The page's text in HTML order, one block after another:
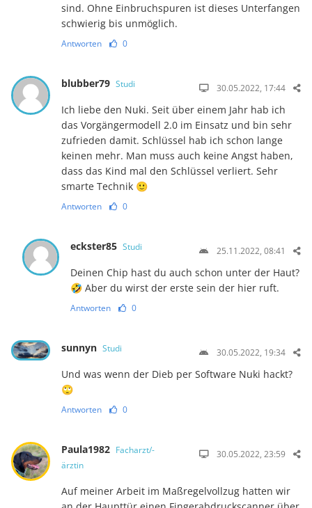
sind. Ohne Einbruchspuren ist dieses Unterfangen
schwierig bis unmöglich.
Antworten 0
blubber79 Studi 30.05.2022, 17:44
Ich liebe den Nuki. Seit über einem Jahr hab ich
das Vorgängermodell 2.0 im Einsatz und bin sehr
zufrieden damit. Schlüssel hab ich schon lange
keinen mehr. Man muss auch keine Angst haben,
dass das Kind mal den Schlüssel verliert. Sehr
smarte Technik 🙂
Antworten 0
eckster85 Studi 25.11.2022, 08:41
Deinen Chip hast du auch schon unter der Haut?
🤣 Aber du wirst der erste sein der hier ruft.
Antworten 0
sunnyn Studi 30.05.2022, 19:34
Und was wenn der Dieb per Software Nuki hackt?
🙄
Antworten 0
Paula1982 Facharzt/-
ärztin
30.05.2022, 23:59
Auf meiner Arbeit im Maßregelvollzug hatten wir